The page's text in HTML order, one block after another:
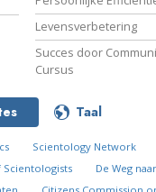
Levensverbetering
Succes door
Cursus
Taal
Scientology Network
De Weg